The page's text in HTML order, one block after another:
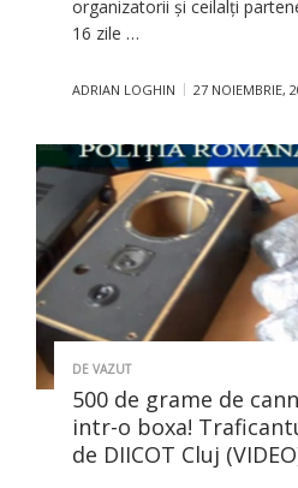
organizatorii şi ceilalţi
16 zile …
ADRIAN LOGHIN 27 NOIEMBRIE,
DE VAZUT
500 de grame de
intr-o boxa!
de DIICOT Cluj